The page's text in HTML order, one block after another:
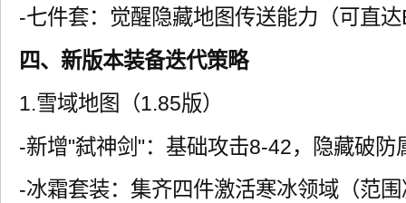
-七件套：觉醒隐藏地图传送能力（可直
四、新版本装备迭代策略
1.雪域地图（1.85版）
-新增"弑神剑"：基础攻击8-42，隐藏破防
-冰霜套装：集齐四件激活寒冰领域（范